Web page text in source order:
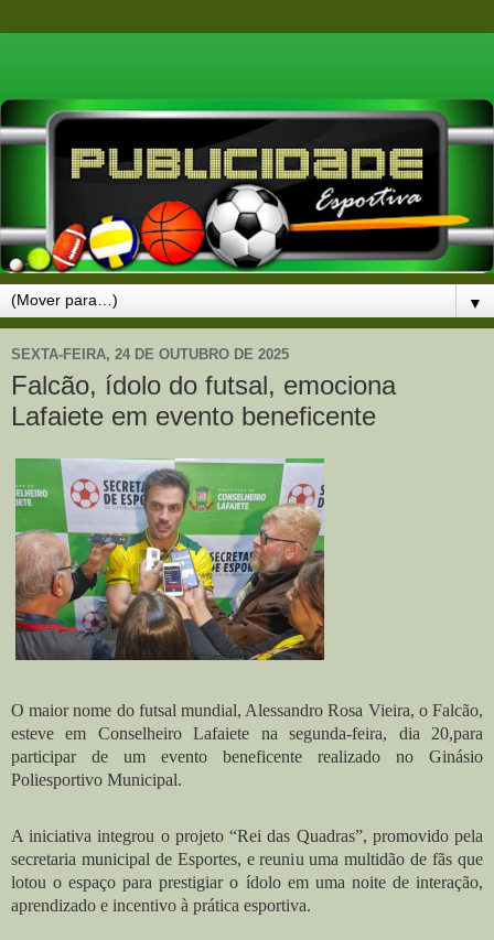
▼
SEXTA-FEIRA, 24 DE OUTUBRO DE 2025
Falcão, ídolo do futsal, emociona
Lafaiete em evento beneficente
O maior nome do futsal mundial, Alessandro Rosa Vieira, o Falcão,
esteve em Conselheiro Lafaiete na segunda-feira, dia 20,para
participar de um evento beneficente realizado no Ginásio
Poliesportivo Municipal.
A iniciativa integrou o projeto “Rei das Quadras”, promovido pela
secretaria municipal de Esportes, e reuniu uma multidão de fãs que
lotou o espaço para prestigiar o ídolo em uma noite de interação,
aprendizado e incentivo à prática esportiva.